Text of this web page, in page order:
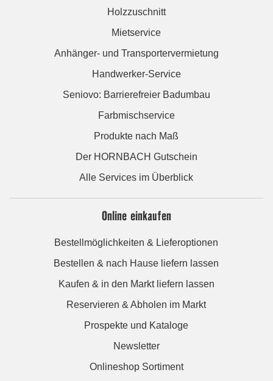
Holzzuschnitt
Mietservice
Anhänger- und Transportervermietung
Handwerker-Service
Seniovo: Barrierefreier Badumbau
Farbmischservice
Produkte nach Maß
Der HORNBACH Gutschein
Alle Services im Überblick
Online einkaufen
Bestellmöglichkeiten & Lieferoptionen
Bestellen & nach Hause liefern lassen
Kaufen & in den Markt liefern lassen
Reservieren & Abholen im Markt
Prospekte und Kataloge
Newsletter
Onlineshop Sortiment